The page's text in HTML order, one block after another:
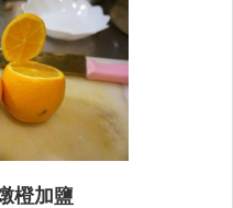
橙加鹽